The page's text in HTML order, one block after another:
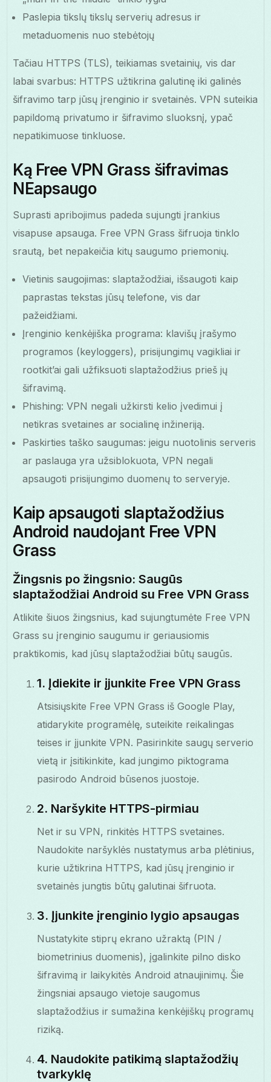
Paslepia tikslų tikslų serverių adresus ir
metaduomenis nuo stebėtojų
Tačiau HTTPS (TLS), teikiamas svetainių, vis dar
labai svarbus: HTTPS užtikrina galutinę iki galinės
šifravimo tarp jūsų įrenginio ir svetainės. VPN suteikia
papildomą privatumo ir šifravimo sluoksnį, ypač
nepatikimuose tinkluose.
Ką Free VPN Grass šifravimas
NEapsaugo
Suprasti apribojimus padeda sujungti įrankius
visapuse apsauga. Free VPN Grass šifruoja tinklo
srautą, bet nepakeičia kitų saugumo priemonių.
Vietinis saugojimas: slaptažodžiai, išsaugoti kaip
paprastas tekstas jūsų telefone, vis dar
pažeidžiami.
Įrenginio kenkėjiška programa: klavišų įrašymo
programos (keyloggers), prisijungimų vagikliai ir
rootkit’ai gali užfiksuoti slaptažodžius prieš jų
šifravimą.
Phishing: VPN negali užkirsti kelio įvedimui į
netikras svetaines ar socialinę inžineriją.
Paskirties taško saugumas: jeigu nuotolinis serveris
ar paslauga yra užsiblokuota, VPN negali
apsaugoti prisijungimo duomenų to serveryje.
Kaip apsaugoti slaptažodžius
Android naudojant Free VPN
Grass
Žingsnis po žingsnio: Saugūs
slaptažodžiai Android su Free VPN Grass
Atlikite šiuos žingsnius, kad sujungtumėte Free VPN
Grass su įrenginio saugumu ir geriausiomis
praktikomis, kad jūsų slaptažodžiai būtų saugūs.
1. Įdiekite ir įjunkite Free VPN Grass
Atsisiųskite Free VPN Grass iš Google Play,
atidarykite programėlę, suteikite reikalingas
teises ir įjunkite VPN. Pasirinkite saugų serverio
vietą ir įsitikinkite, kad jungimo piktograma
pasirodo Android būsenos juostoje.
2. Naršykite HTTPS-pirmiau
Net ir su VPN, rinkitės HTTPS svetaines.
Naudokite naršyklės nustatymus arba plėtinius,
kurie užtikrina HTTPS, kad jūsų įrenginio ir
svetainės jungtis būtų galutinai šifruota.
3. Įjunkite įrenginio lygio apsaugas
Nustatykite stiprų ekrano užraktą (PIN /
biometrinius duomenis), įgalinkite pilno disko
šifravimą ir laikykitės Android atnaujinimų. Šie
žingsniai apsaugo vietoje saugomus
slaptažodžius ir sumažina kenkėjiškų programų
riziką.
4. Naudokite patikimą slaptažodžių
tvarkyklę